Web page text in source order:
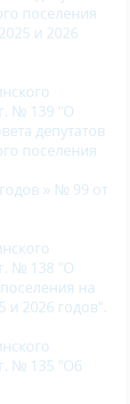
поселения
и 2026
№ 139 "О
депутатов
поселения
» № 99 от
№ 138 "О
на
и 2026 годов".
№ 135 "Об